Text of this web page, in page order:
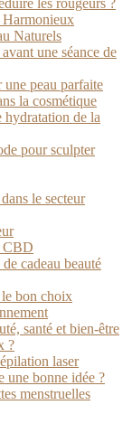
les rougeurs ?
Harmonieux
Naturels
une séance de
une peau parfaite
la cosmétique
hydratation de la
pour sculpter
le secteur
CBD
cadeau beauté
le bon choix
santé et bien-être
?
laser
une bonne idée ?
menstruelles